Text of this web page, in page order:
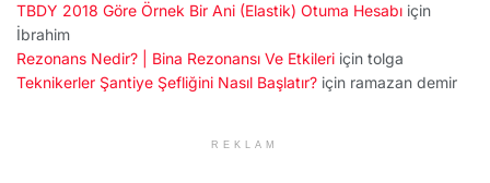
TBDY 2018 Göre Örnek Bir Ani (Elastik) Otuma Hesabı için
İbrahim
Rezonans Nedir? | Bina Rezonansı Ve Etkileri için tolga
Teknikerler Şantiye Şefliğini Nasıl Başlatır? için ramazan demir
REKLAM